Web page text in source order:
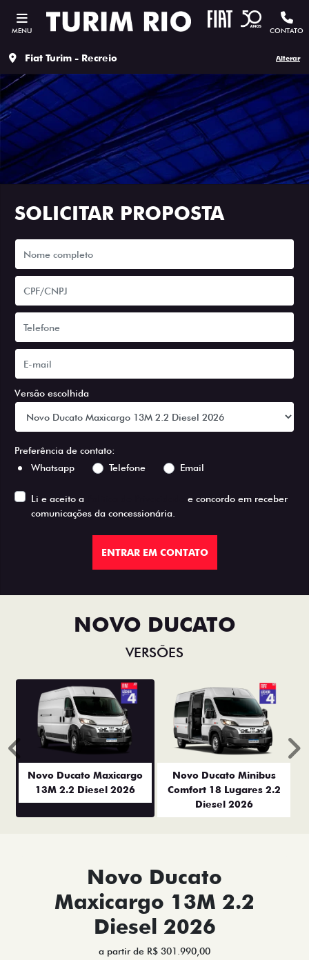
MENU CONTATO
Fiat Turim - Recreio Alterar
SOLICITAR PROPOSTA
Versão escolhida
Preferência de contato:
Whatsapp
Telefone Email
Li e aceito a
e concordo em receber
comunicações da concessionária.
ENTRAR EM CONTATO
NOVO DUCATO
VERSÕES
Novo Ducato Maxicargo
13M 2.2 Diesel 2026
Novo Ducato Minibus
Comfort 18 Lugares 2.2
Diesel 2026
Anterior
Novo Ducato
Maxicargo 13M 2.2
Diesel 2026
a partir de R$ 301.990,00